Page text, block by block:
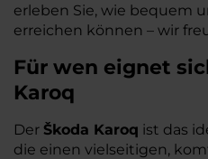
erleben Sie, wie bequem
erreichen können – wir
Für wen eignet
Karoq
Der Škoda Karoq ist das
die einen vielseitigen,